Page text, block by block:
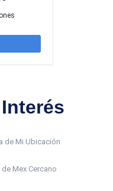
de Mi Ubicación
Mex Cercano